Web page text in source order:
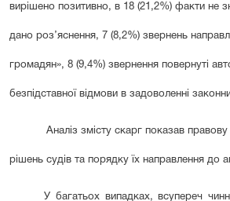
вирішено позитивно, в 18 (21,2%) факти не
дано роз’яснення, 7 (8,2%) звернень
громадян», 8 (9,4%) звернення повернуті
безпідставної відмови в задоволенні
Аналіз змісту скарг показав
рішень судів та порядку їх направлення до
У багатьох випадках, всупереч